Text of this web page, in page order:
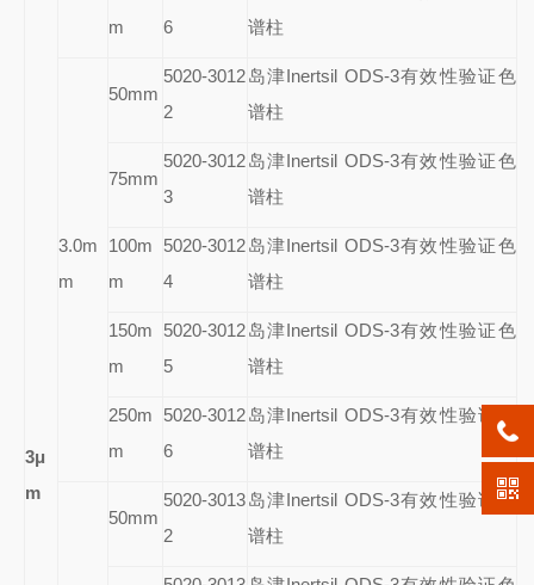
3μ
m
m
6
谱柱
3.0m
m
50mm
5020-3012
2
岛津Inertsil ODS-3有效性验证色
谱柱
75mm
5020-3012
3
岛津Inertsil ODS-3有效性验证色
谱柱
100m
m
5020-3012
4
岛津Inertsil ODS-3有效性验证色
谱柱
150m
m
5020-3012
5
岛津Inertsil ODS-3有效性验证色
谱柱
250m
m
5020-3012
6
岛津Inertsil ODS-3有效性验证色
谱柱
50mm
5020-3013
2
岛津Inertsil ODS-3有效性验证色
谱柱